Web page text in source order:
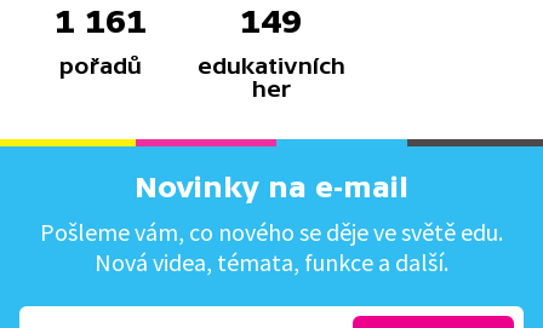
1 161
pořadů
149
edukativních
her
Novinky na e-mail
Pošleme vám, co nového se děje ve světě edu.
Nová videa, témata, funkce a další.